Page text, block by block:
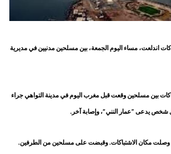
اندلعت، مساء اليوم الجمعة، بين مسلحين مدنيين في مديرية
بين مسلحين وقعت قبل مغرب اليوم في مدينة التواهي جراء
يدعى “عمار النني”، وإصابة آخر.
وصلت مكان الاشتباكات. وقبضت على مسلحين من الطرفين.